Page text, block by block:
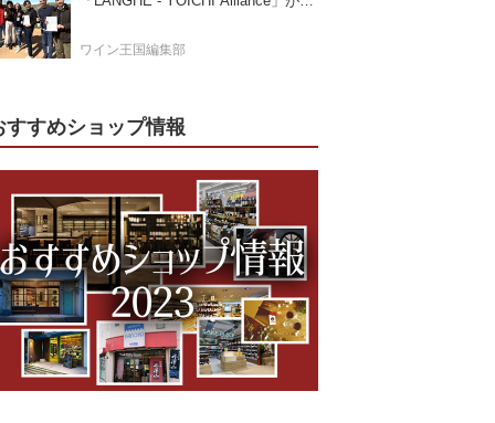
ワイン王国編集部
すすめショップ情報